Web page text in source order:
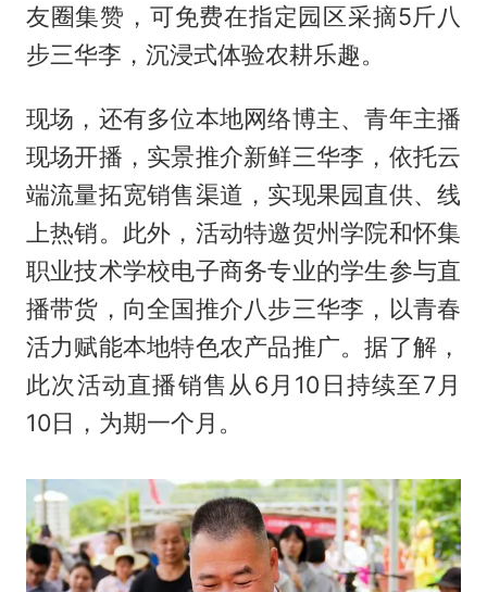
友圈集赞，可免费在指定园区采摘5斤八
步三华李，沉浸式体验农耕乐趣。
现场，还有多位本地网络博主、青年主播
现场开播，实景推介新鲜三华李，依托云
端流量拓宽销售渠道，实现果园直供、线
上热销。此外，活动特邀贺州学院和怀集
职业技术学校电子商务专业的学生参与直
播带货，向全国推介八步三华李，以青春
活力赋能本地特色农产品推广。据了解，
此次活动直播销售从6月10日持续至7月
10日，为期一个月。